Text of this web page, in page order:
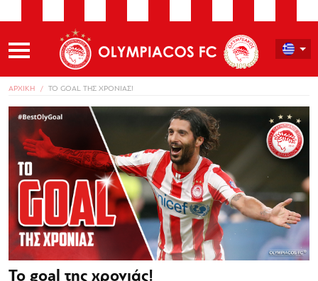
ΑΡΧΙΚΗ TO GOAL ΤΗΣ ΧΡΟΝΙΑΣ!
To goal της χρονιάς!